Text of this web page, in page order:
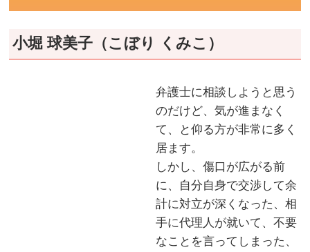
小堀 球美子（こぼり くみこ）
弁護士に相談しようと思う
のだけど、気が進まなく
て、と仰る方が非常に多く
居ます。
しかし、傷口が広がる前
に、自分自身で交渉して余
計に対立が深くなった、相
手に代理人が就いて、不要
なことを言ってしまった、